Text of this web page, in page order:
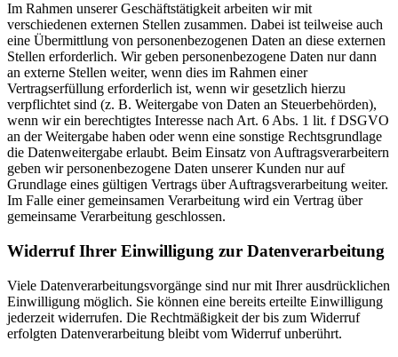
Im Rahmen unserer Geschäftstätigkeit arbeiten wir mit
verschiedenen externen Stellen zusammen. Dabei ist teilweise auch
eine Übermittlung von personenbezogenen Daten an diese externen
Stellen erforderlich. Wir geben personenbezogene Daten nur dann
an externe Stellen weiter, wenn dies im Rahmen einer
Vertragserfüllung erforderlich ist, wenn wir gesetzlich hierzu
verpflichtet sind (z. B. Weitergabe von Daten an Steuerbehörden),
wenn wir ein berechtigtes Interesse nach Art. 6 Abs. 1 lit. f DSGVO
an der Weitergabe haben oder wenn eine sonstige Rechtsgrundlage
die Datenweitergabe erlaubt. Beim Einsatz von Auftragsverarbeitern
geben wir personenbezogene Daten unserer Kunden nur auf
Grundlage eines gültigen Vertrags über Auftragsverarbeitung weiter.
Im Falle einer gemeinsamen Verarbeitung wird ein Vertrag über
gemeinsame Verarbeitung geschlossen.
Widerruf Ihrer Einwilligung zur Datenverarbeitung
Viele Datenverarbeitungsvorgänge sind nur mit Ihrer ausdrücklichen
Einwilligung möglich. Sie können eine bereits erteilte Einwilligung
jederzeit widerrufen. Die Rechtmäßigkeit der bis zum Widerruf
erfolgten Datenverarbeitung bleibt vom Widerruf unberührt.